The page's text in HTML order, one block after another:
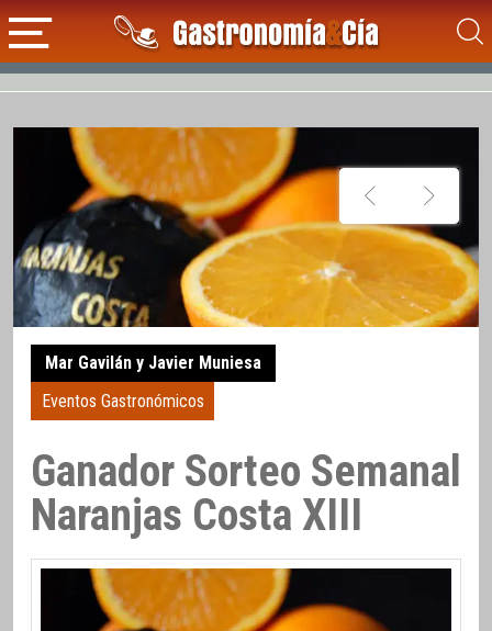
Mar Gavilán y Javier Muniesa
Eventos Gastronómicos
Ganador Sorteo Semanal
Naranjas Costa XIII